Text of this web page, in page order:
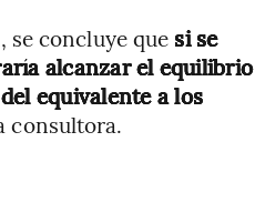
se concluye que si se
alcanzar el equilibrio
equivalente a los
consultora.